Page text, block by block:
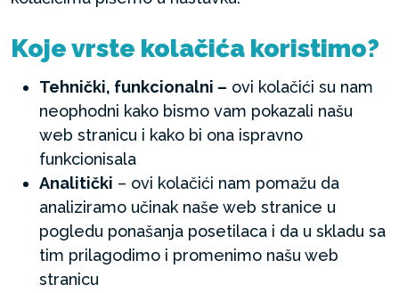
Koje vrste kolačića koristimo?
Tehnički, funkcionalni – ovi kolačići su nam
neophodni kako bismo vam pokazali našu
web stranicu i kako bi ona ispravno
funkcionisala
Analitički – ovi kolačići nam pomažu da
analiziramo učinak naše web stranice u
pogledu ponašanja posetilaca i da u skladu sa
tim prilagodimo i promenimo našu web
stranicu